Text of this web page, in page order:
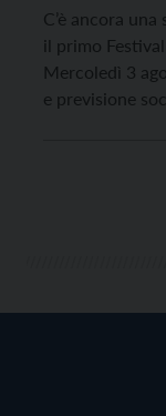
C’è ancora
il primo
Mercoledì 3
e previsione